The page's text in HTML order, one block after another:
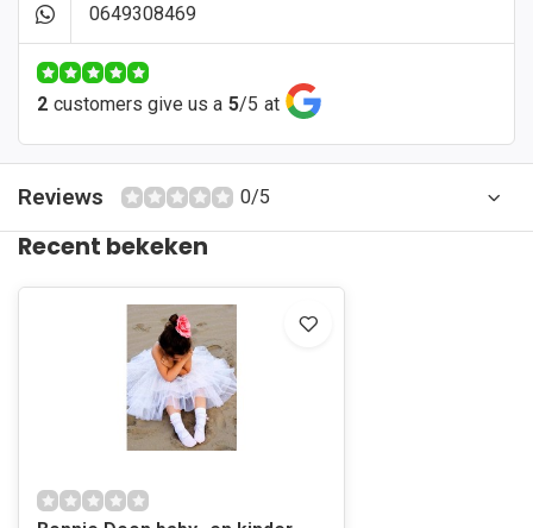
0649308469
2 customers give us a 5/5 at
Reviews 0/5
Recent bekeken